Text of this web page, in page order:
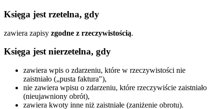
Księga jest rzetelna, gdy
zawiera zapisy zgodne z rzeczywistością.
Księga jestnierzetelna, gdy
zawiera wpis o zdarzeniu, które w rzeczywistości nie
zaistniało („pusta faktura"),
nie zawiera wpisu o zdarzeniu, które rzeczywiście zaistniało
(nieujawniony obrót),
zawiera kwoty inne niż zaistniałe (zaniżenie obrotu).